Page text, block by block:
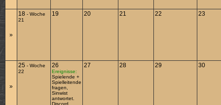
»
18 - Woche
21
19 20 21 22 23
»
25 - Woche
22
26
Ereignisse:
Spielende +
Spielleitende
fragen,
Sinwist
antwortet.
Discord
27 28 29 30